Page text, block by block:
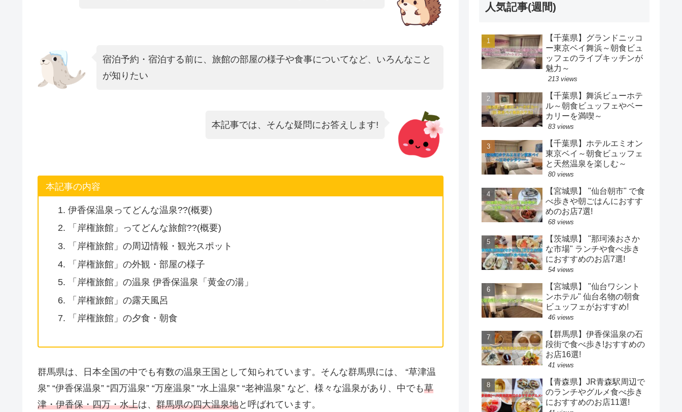
宿泊予約・宿泊する前に、旅館の部屋の様子や食事についてなど、いろんなこと
が知りたい
本記事では、そんな疑問にお答えします!
本記事の内容
伊香保温泉ってどんな温泉??(概要)
「岸権旅館」ってどんな旅館??(概要)
「岸権旅館」の周辺情報・観光スポット
「岸権旅館」の外観・部屋の様子
「岸権旅館」の温泉 伊香保温泉「黄金の湯」
「岸権旅館」の露天風呂
「岸権旅館」の夕食・朝食
群馬県は、日本全国の中でも有数の温泉王国として知られています。そんな群馬県には、 “草津温
泉” “伊香保温泉” “四万温泉” “万座温泉” “水上温泉” “老神温泉” など、様々な温泉があり、中でも草
津・伊香保・四万・水上は、 群馬県の四大温泉地と呼ばれています。
人気記事(週間)
【千葉県】グランドニッコ
ー東京ベイ舞浜～朝食ビュ
ッフェのライブキッチンが
魅力～
213 views
【千葉県】舞浜ビューホテ
ル～朝食ビュッフェやベー
カリーを満喫～
83 views
【千葉県】ホテルエミオン
東京ベイ～朝食ビュッフェ
と天然温泉を楽しむ～
80 views
【宮城県】 "仙台朝市" で食
べ歩きや朝ごはんにおすす
めのお店7選!
68 views
【茨城県】 "那珂湊おさか
な市場" ランチや食べ歩き
におすすめのお店7選!
54 views
【宮城県】 "仙台ワシント
ンホテル" 仙台名物の朝食
ビュッフェがおすすめ!
46 views
【群馬県】伊香保温泉の石
段街で食べ歩き!おすすめの
お店16選!
41 views
【青森県】JR青森駅周辺で
のランチやグルメ食べ歩き
におすすめのお店11選!